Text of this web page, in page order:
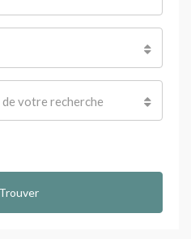
votre recherche
Trouver